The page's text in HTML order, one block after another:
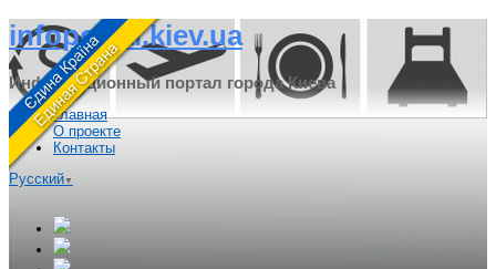
infoportal.kiev.ua
Информационный портал города Киева
Главная
О проекте
Контакты
Русский ▼